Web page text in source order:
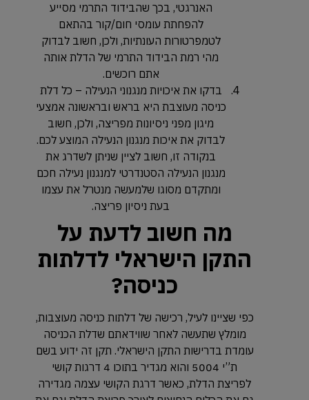
האנרגטי, בכך שהבידוד התרמי מסייע
להפחתת עומסי חום/קור בהתאם
לטמפרטורות העונתיות, ולכן, חשוב לבדוק
מהי רמת הבידוד התרמי של הדלת אותה
אתם רוכשים.
בדקו את איכויות מנגנוני הנעילה – כל דלת
כניסה מעוצבת היא בראש ובראשונה אמצעי
מיגון מפני ניסיונות מפריצה, ולכן, חשוב
לבדוק את איכות מנגנון הנעילה המוצע לכם.
בנקודה זו, חשוב לציין שניתן לשדרג את
מנגנון הנעילה הסטנדרטי למנגנון נעילה חכם
ומתקדם מסוגו שלמעשה מנטרל את עצמו
בעת ניסיון פריצה.
מה חשוב לדעת על
התקן הישראלי לדלתות
כניסה?
כפי שציינו לעיל, רכישה של דלתות כניסה מעוצבות,
מומלץ שתעשה לאחר שווידאתם שדלת הכניסה
עומדת בדרישות התקן הישראלי. תקן זה ידוע בשם
ת”י 5004 והוא מגדיר בתוכו 4 דרגות קושי
לפריצת הדלת, כאשר דרגת הקושי עצמה מגדירה